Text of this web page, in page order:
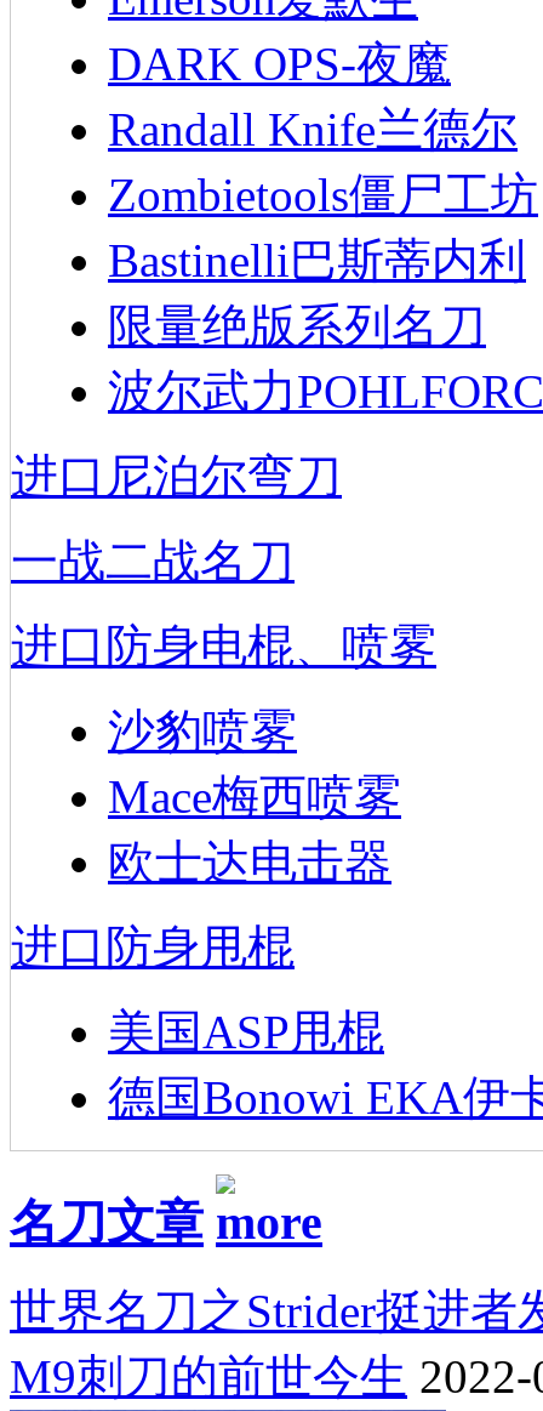
DARK OPS-夜魔
Randall Knife兰德尔
Zombietools僵尸工坊
Bastinelli巴斯蒂内利
限量绝版系列名刀
波尔武力
进口尼泊尔弯刀
一战二战名刀
进口防身电棍、喷雾
沙豹喷雾
Mace梅西喷雾
欧士达电击器
进口防身甩棍
美国ASP甩棍
德国Bonowi EKA伊
名刀文章
世界名刀之Strider挺进者
M9刺刀的前世今生